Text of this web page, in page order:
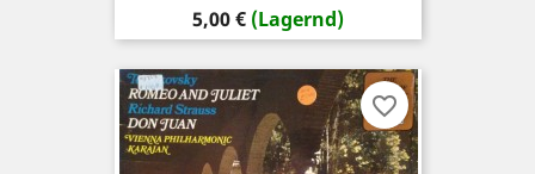
Preis
5,00 € (Lagernd)
favorite_border